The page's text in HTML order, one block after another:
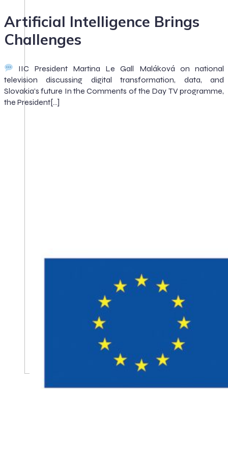
Artificial Intelligence Brings
Challenges
IIC President Martina Le Gall Maláková on national
television discussing digital transformation, data, and
Slovakia’s future In the Comments of the Day TV programme,
the President[…]